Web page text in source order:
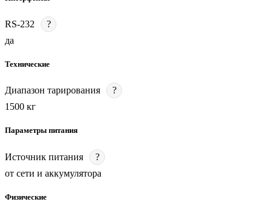
RS-232
?
да
Технические
Диапазон тарирования
?
1500 кг
Параметры питания
Источник питания
?
от сети и аккумулятора
Физические